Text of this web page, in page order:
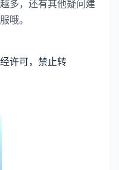
多，还有其他疑问建
哦。
许可，禁止转